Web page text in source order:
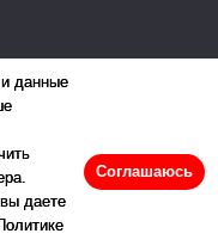
данные
даете
Соглашаюсь